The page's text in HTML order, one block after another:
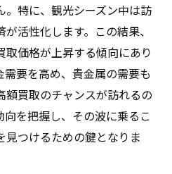
。特に、観光シーズン中は訪
活性化します。この結果、
価格が上昇する傾向にあり
需要を高め、貴金属の需要も
買取のチャンスが訪れるの
を把握し、その波に乗るこ
見つけるための鍵となりま